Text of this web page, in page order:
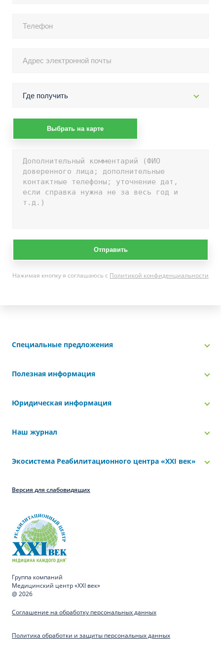
Где получить
Выбрать на карте
Отправить
Нажимая кнопку я соглашаюсь с Политикой конфиденциальности
Специальные предложения
Полезная информация
Юридическая информация
Наш журнал
Экосистема Реабилитационного центра «‎XXI век»
Версия для слабовидящих
Группа компаний
Медицинский центр «XXI век»
@ 2026
Соглашение на обработку персональных данных
Политика обработки и защиты персональных данных